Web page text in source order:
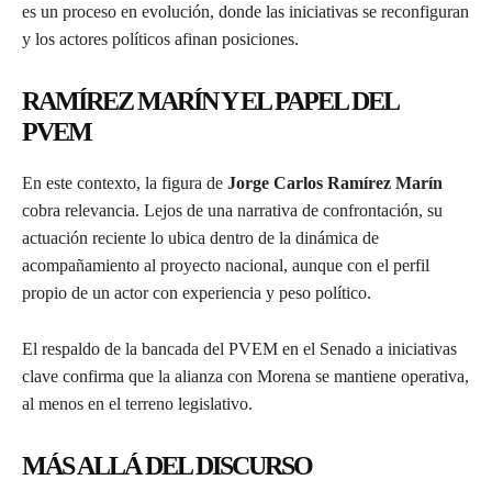
es un proceso en evolución, donde las iniciativas se reconfiguran
y los actores políticos afinan posiciones.
RAMÍREZ MARÍN Y EL PAPEL DEL
PVEM
En este contexto, la figura de Jorge Carlos Ramírez Marín
cobra relevancia. Lejos de una narrativa de confrontación, su
actuación reciente lo ubica dentro de la dinámica de
acompañamiento al proyecto nacional, aunque con el perfil
propio de un actor con experiencia y peso político.
El respaldo de la bancada del PVEM en el Senado a iniciativas
clave confirma que la alianza con Morena se mantiene operativa,
al menos en el terreno legislativo.
MÁS ALLÁ DEL DISCURSO